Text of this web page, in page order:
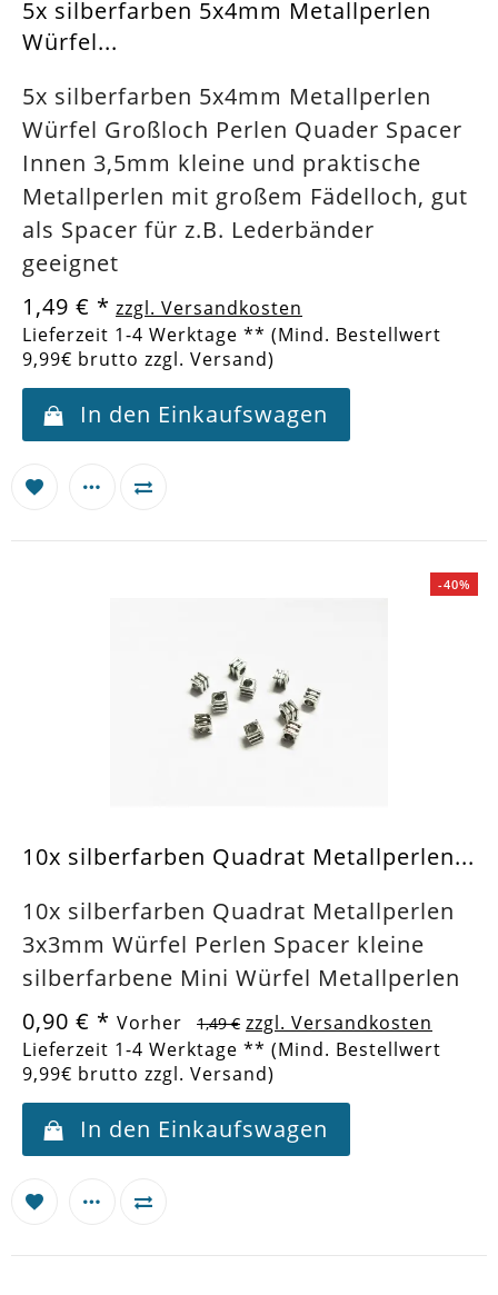
5x silberfarben 5x4mm Metallperlen
Würfel...
5x silberfarben 5x4mm Metallperlen
Würfel Großloch Perlen Quader Spacer
Innen 3,5mm kleine und praktische
Metallperlen mit großem Fädelloch, gut
als Spacer für z.B. Lederbänder
geeignet
1,49 € * zzgl. Versandkosten
Lieferzeit 1-4 Werktage ** (Mind. Bestellwert
9,99€ brutto zzgl. Versand)
In den Einkaufswagen
-40%
10x silberfarben Quadrat Metallperlen...
10x silberfarben Quadrat Metallperlen
3x3mm Würfel Perlen Spacer kleine
silberfarbene Mini Würfel Metallperlen
0,90 € * Vorher 1,49 € zzgl. Versandkosten
Lieferzeit 1-4 Werktage ** (Mind. Bestellwert
9,99€ brutto zzgl. Versand)
In den Einkaufswagen